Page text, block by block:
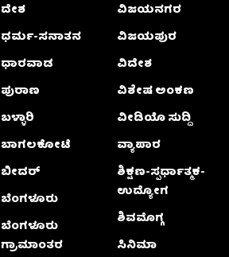
ದೇಶ
ಧರ್ಮ-ಸನಾತನ
ಧಾರವಾಡ
ಪುರಾಣ
ಬಳ್ಳಾರಿ
ಬಾಗಲಕೋಟೆ
ಬೀದರ್
ಬೆಂಗಳೂರು
ಬೆಂಗಳೂರು
ಗ್ರಾಮಾಂತರ
ವಿಜಯನಗರ
ವಿಜಯಪುರ
ವಿದೇಶ
ವಿಶೇಷ ಅಂಕಣ
ವೀಡಿಯೊ ಸುದ್ದಿ
ವ್ಯಾಪಾರ
ಶಿಕ್ಷಣ-ಸ್ಪರ್ಧಾತ್ಮಕ-
ಉದ್ಯೋಗ
ಶಿವಮೊಗ್ಗ
ಸಿನಿಮಾ